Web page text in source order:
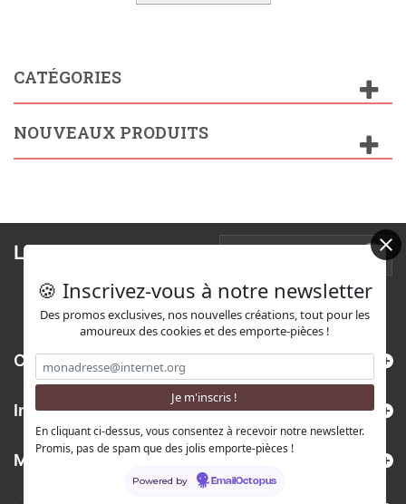
CATÉGORIES
NOUVEAUX PRODUITS
Lettre d'informations
Catégories
Informations
Mon compte
🍪 Inscrivez-vous à notre newsletter
Des promos exclusives, nos nouvelles créations, tout pour les
amoureux des cookies et des emporte-pièces !
En cliquant ci-dessus, vous consentez à recevoir notre newsletter.
Promis, pas de spam que des jolis emporte-pièces !
Powered by EmailOctopus